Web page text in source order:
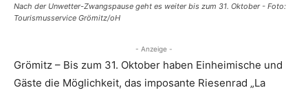
Nach der Unwetter-Zwangspause geht es weiter bis zum 31. Oktober - Foto:
Tourismusservice Grömitz/oH
- Anzeige -
Grömitz – Bis zum 31. Oktober haben Einheimische und
Gäste die Möglichkeit, das imposante Riesenrad „La